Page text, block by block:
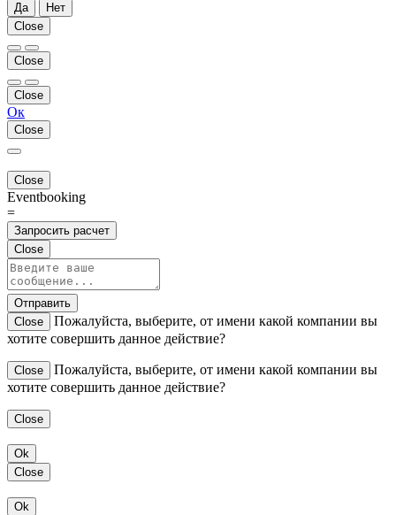
Да
Нет
Close
Close
Close
Ок
Close
Close
Eventbooking
=
Запросить расчет
Close
Отправить
Close
Пожалуйста, выберите, от имени какой компании вы
хотите совершить данное действие?
Close
Пожалуйста, выберите, от имени какой компании вы
хотите совершить данное действие?
Close
Ok
Close
Ok